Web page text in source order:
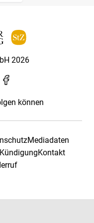
2026
können
Mediadaten
KündigungKontakt